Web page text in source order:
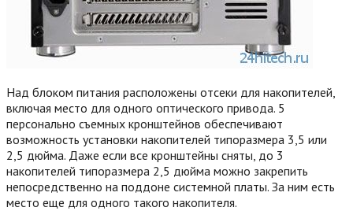
Над блоком питания расположены отсеки для накопителей,
включая место для одного оптического привода. 5
персонально съемных кронштейнов обеспечивают
возможность установки накопителей типоразмера 3,5 или
2,5 дюйма. Даже если все кронштейны сняты, до 3
накопителей типоразмера 2,5 дюйма можно закрепить
непосредственно на поддоне системной платы. За ним есть
место еще для одного такого накопителя.